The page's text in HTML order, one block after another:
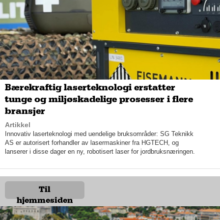
Schjoll fremhever at man i Novi Security Systems legger stor
vekt på å levere teknisk sikkerhet i form av adgangskontroll,
alarmsystemer, kameraovervåking og porttelefoni: fire separate
systemer som i utgangspunktet ikke «snakker sammen».
sømløst som ett system. Da kommer integrasjon inn i bildet,
sier Schjoll. Integrasjon er noe av det vi er aller flinkest på;
til kundene,
slik at det fungerer som ett system for kundene.
Skal barefungere
Bærekraftig laserteknologi erstatter
tunge og miljøskadelige prosesser i flere
bransjer
Artikkel
Innovativ laserteknologi med uendelige bruksområder: SG Teknikk
AS er autorisert forhandler av lasermaskiner fra HGTECH, og
lanserer i disse dager en ny, robotisert laser for jordbruksnæringen.
Til
hjemmesiden